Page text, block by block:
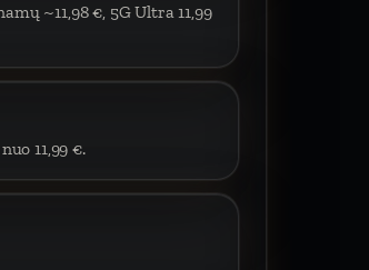
~11,98 €, 5G Ultra 11,99
11,99 €.